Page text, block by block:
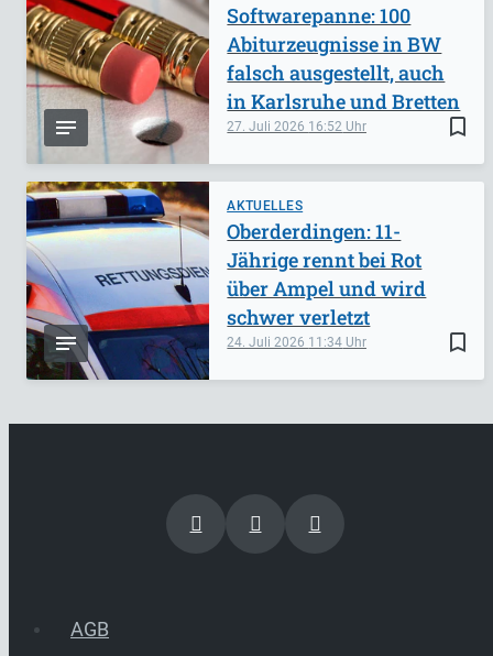
bookmark_border
27. Juli 2026 16:52
Softwarepanne: 100
Abiturzeugnisse in BW
falsch ausgestellt, auch
in Karlsruhe und Bretten
AKTUELLES
bookmark_border
24. Juli 2026 11:34
Oberderdingen: 11-
Jährige rennt bei Rot
über Ampel und wird
schwer verletzt
AGB